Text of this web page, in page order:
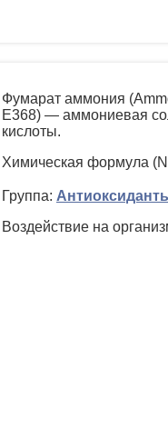
Фумарат аммония
E368) — аммониевая
кислоты.
Химическая формула
Группа:
Воздействие на